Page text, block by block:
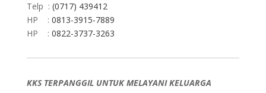
Telp : (0717) 439412
HP : 0813-3915-7889
HP : 0822-3737-3263
KKS TERPANGGIL UNTUK MELAYANI KELUARGA